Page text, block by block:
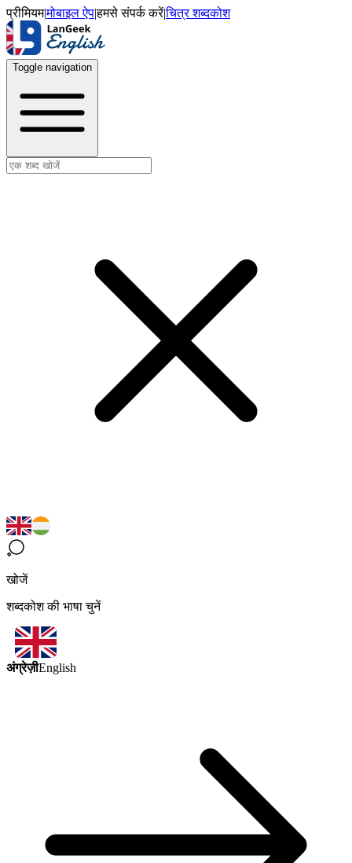
प्रीमियम|मोबाइल ऐप|हमसे संपर्क करें|चित्र शब्दकोश
Toggle navigation
खोजें
शब्दकोश की भाषा चुनें
अंग्रेज़ीEnglish